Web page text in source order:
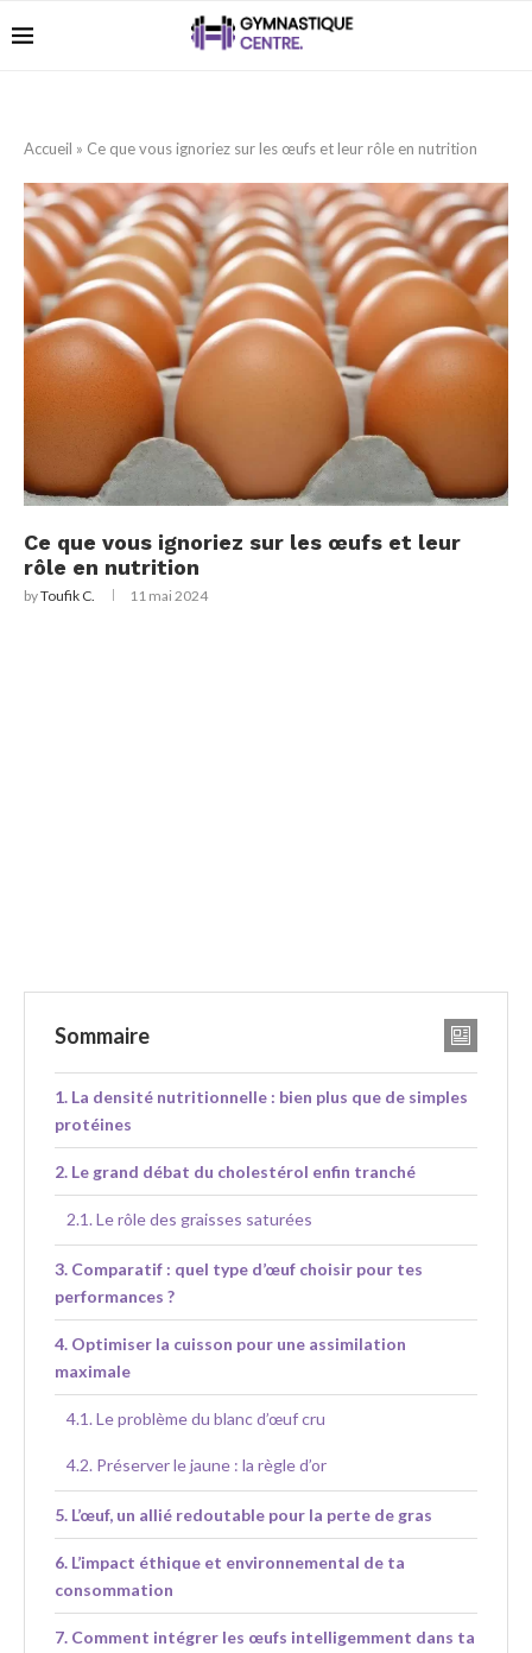
Accueil » Ce que vous ignoriez sur les œufs et leur rôle en nutrition
Ce que vous ignoriez sur les œufs et leur
rôle en nutrition
byToufik C. 11 mai 2024
Sommaire
La densité nutritionnelle : bien plus que de simples
protéines
Le grand débat du cholestérol enfin tranché
Le rôle des graisses saturées
Comparatif : quel type d’œuf choisir pour tes
performances ?
Optimiser la cuisson pour une assimilation
maximale
Le problème du blanc d’œuf cru
Préserver le jaune : la règle d’or
L’œuf, un allié redoutable pour la perte de gras
L’impact éthique et environnemental de ta
consommation
Comment intégrer les œufs intelligemment dans ta